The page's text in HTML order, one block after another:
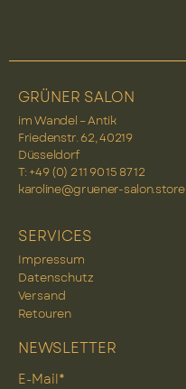
GRÜNER SALON
im Wandel – Antik
Friedenstr. 62, 40219
Düsseldorf
T: +49 (0) 2 11 90 15 87 12
karoline@gruener-salon.store
SERVICES
Impressum
Datenschutz
Versand
Retouren
NEWSLETTER
E-Mail*